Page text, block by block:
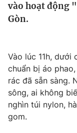
Thế giới
Thế giới đó đây
Câu chuyện quốc
Tài chính
Thị trường
Góc doanh nghiệp
Dữ liệu và đời
Truyền hình
Phim VTV
vào hoạt động
Gòn.
Vào lúc 11h, dưới
chuẩn bị áo
rác đã sẵn sàng.
sông, ai không
nghìn túi nylon,
gom.